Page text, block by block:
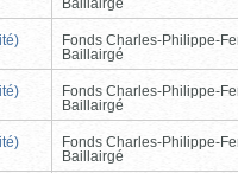
Fonds Charles-Philippe-
Baillairgé
Fonds Charles-Philippe-
Baillairgé
Fonds Charles-Philippe-
Baillairgé